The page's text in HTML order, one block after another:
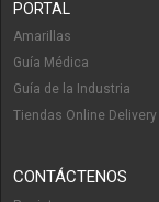
PORTAL
Amarillas
Guía Médica
Guía de la Industria
Tiendas Online Delivery
CONTÁCTENOS